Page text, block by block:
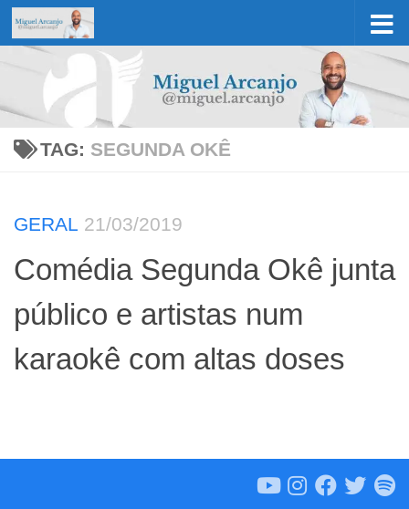
Skip to content
TAG: SEGUNDA OKÊ
GERAL 21/03/2019
Comédia Segunda Okê junta
público e artistas num
karaokê com altas doses